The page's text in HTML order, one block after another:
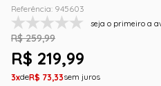
Referência: 945603
seja o primeiro a
R$ 259,99
R$ 219,99
3 R$ 73,33